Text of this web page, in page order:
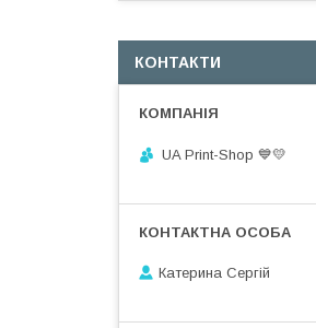
КОНТАКТИ
UA Print-Shop ​💙💛
Катерина Сергій